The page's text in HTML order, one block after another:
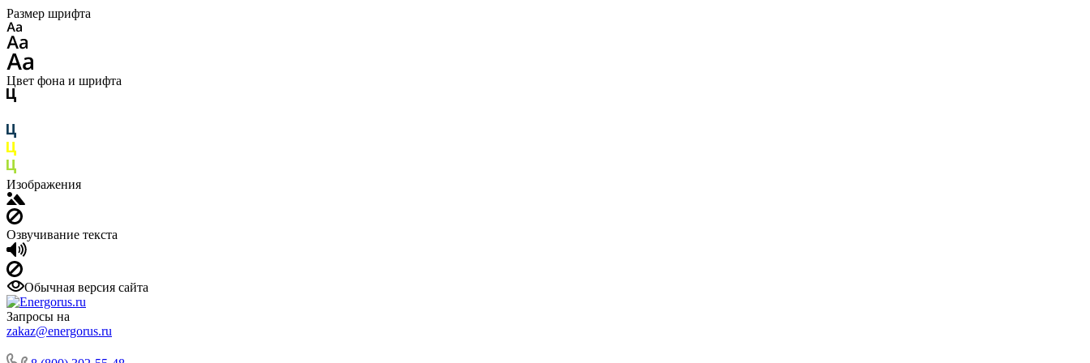
Размер шрифта
Цвет фона и шрифта
Изображения
Озвучивание текста
Обычная версия сайта
Запросы на
zakaz@energorus.ru